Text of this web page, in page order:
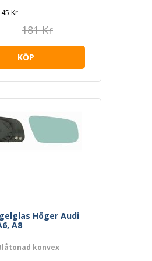
Kr
181 Kr
KÖP
Höger Audi
A8
konvex